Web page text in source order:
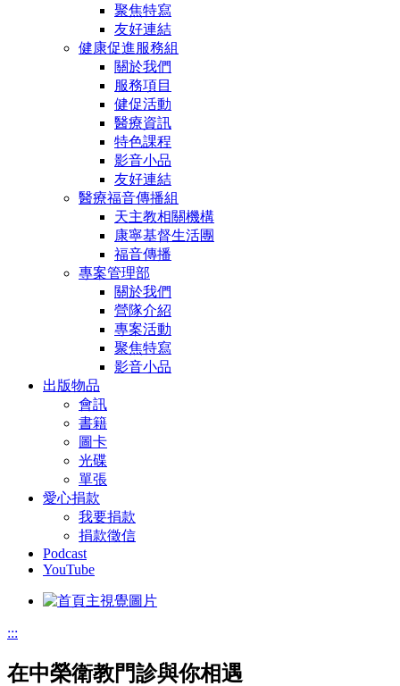
聚焦特寫
友好連結
健康促進服務組
關於我們
服務項目
健促活動
醫療資訊
特色課程
影音小品
友好連結
醫療福音傳播組
天主教相關機構
康寧基督生活團
福音傳播
專案管理部
關於我們
營隊介紹
專案活動
聚焦特寫
影音小品
出版物品
會訊
書籍
圖卡
光碟
單張
愛心捐款
我要捐款
捐款徵信
Podcast
YouTube
:::
在中榮衛教門診與你相遇